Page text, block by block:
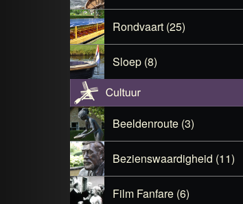
Rondvaart (25)
Sloep (8)
Beeldenroute (3)
Bezienswaardigheid (11)
Film Fanfare (6)